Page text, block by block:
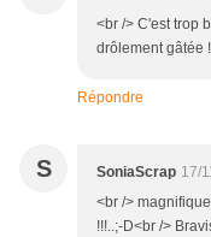
<br /> C'est trop
drôlement gâtée
Répondre
S SoniaScrap 17/
<br />
!!!..;-D<br />